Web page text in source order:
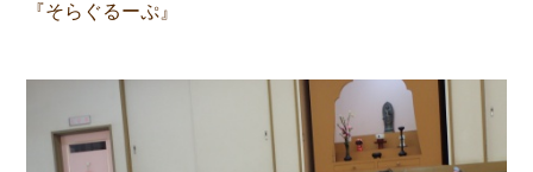
『そらぐるーぷ』